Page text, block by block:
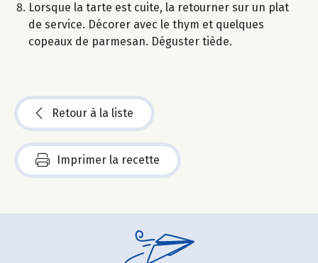
Lorsque la tarte est cuite, la retourner sur un plat
de service. Décorer avec le thym et quelques
copeaux de parmesan. Déguster tiède.
Retour à la liste
Imprimer la recette